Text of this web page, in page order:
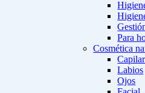
Para
Cosmética
Capilar
Labios
Ojos